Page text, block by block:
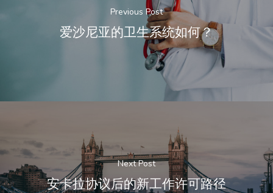
Previous Post
爱沙尼亚的卫生系统如何？
Next Post
安卡拉协议后的新工作许可路径